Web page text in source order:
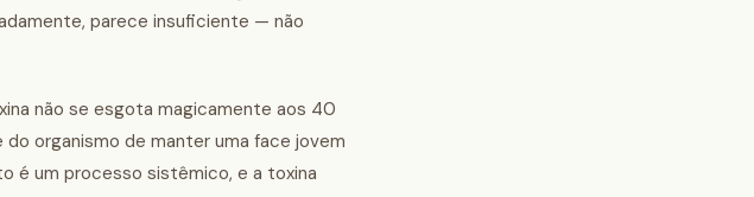
parece insuficiente — não
não se esgota magicamente aos 40
organismo de manter uma face jovem
é um processo sistêmico, e a toxina